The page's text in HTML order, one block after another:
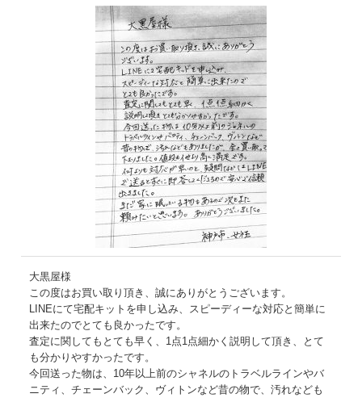
大黒屋様
この度はお買い取り頂き、誠にありがとうございます。
LINEにて宅配キットを申し込み、スピーディーな対応と簡単に
出来たのでとても良かったです。
査定に関してもとても早く、1点1点細かく説明して頂き、とて
も分かりやすかったです。
今回送った物は、10年以上前のシャネルのトラベルラインやバ
ニティ、チェーンバック、ヴィトンなど昔の物で、汚れなども